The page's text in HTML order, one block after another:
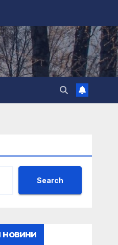
Search